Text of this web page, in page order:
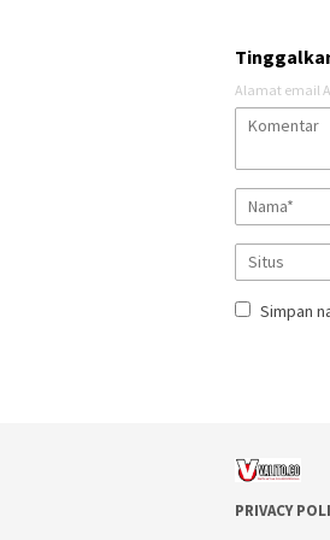
Alamat email
Simpan
PRIVACY